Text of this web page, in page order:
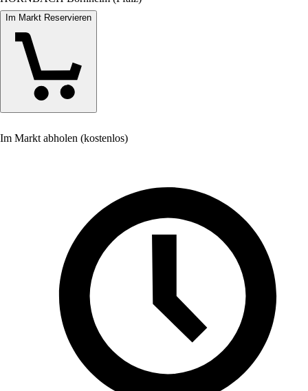
Im Markt Reservieren
Im Markt abholen (kostenlos)